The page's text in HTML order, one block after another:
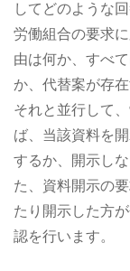
してどのような
労働組合の要求
由は何か、すべ
か、代替案が存
それと並行して
ば、当該資料を
するか、開示し
た、資料開示の
たり開示した方
認を行います。